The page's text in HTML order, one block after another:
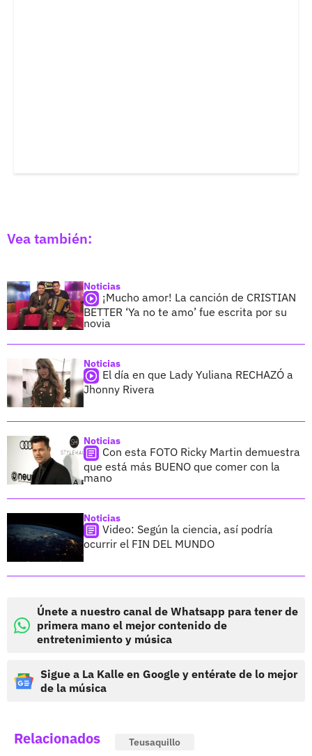
Vea también:
Noticias
¡Mucho amor! La canción de CRISTIAN
BETTER ‘Ya no te amo’ fue escrita por su
novia
Noticias
El día en que Lady Yuliana RECHAZÓ a
Jhonny Rivera
Noticias
Con esta FOTO Ricky Martin demuestra
que está más BUENO que comer con la
mano
Noticias
Video: Según la ciencia, así podría
ocurrir el FIN DEL MUNDO
Únete a nuestro canal de Whatsapp para tener de
primera mano el mejor contenido de
entretenimiento y música
Sigue a La Kalle en Google y entérate de lo mejor
de la música
Relacionados Teusaquillo